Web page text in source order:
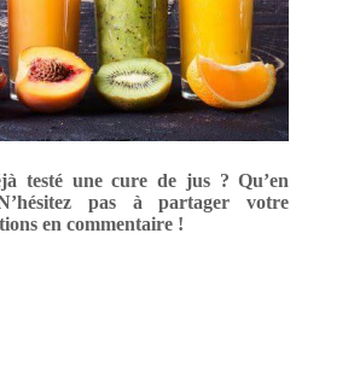
testé une cure de jus ? Qu’en
pas à partager votre
en commentaire !